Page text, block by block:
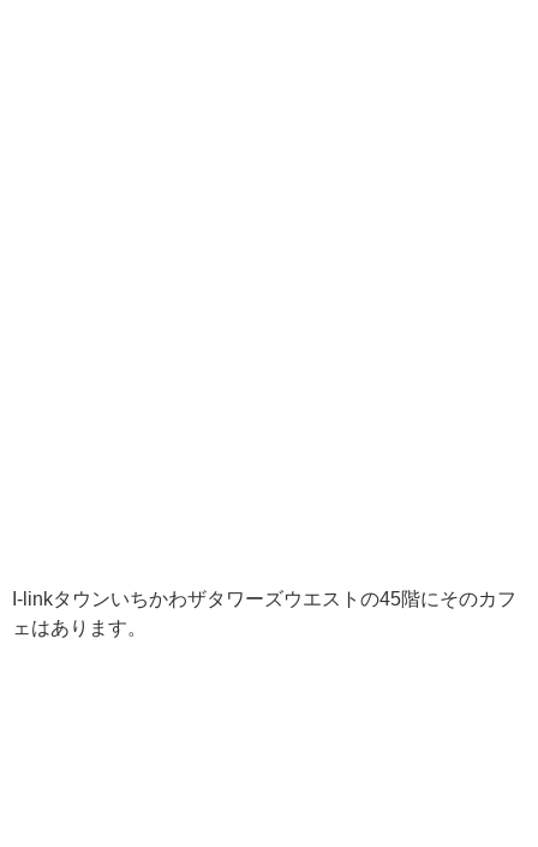
I-linkタウンいちかわザタワーズウエストの45階にそのカフ
ェはあります。